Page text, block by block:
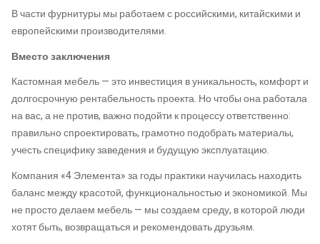
В части фурнитуры мы работаем с российскими, китайскими и
европейскими производителями.
Вместо заключения
Кастомная мебель — это инвестиция в уникальность, комфорт и
долгосрочную рентабельность проекта. Но чтобы она работала
на вас, а не против, важно подойти к процессу ответственно:
правильно спроектировать, грамотно подобрать материалы,
учесть специфику заведения и будущую эксплуатацию.
Компания «4 Элемента» за годы практики научилась находить
баланс между красотой, функциональностью и экономикой. Мы
не просто делаем мебель — мы создаем среду, в которой люди
хотят быть, возвращаться и рекомендовать друзьям.